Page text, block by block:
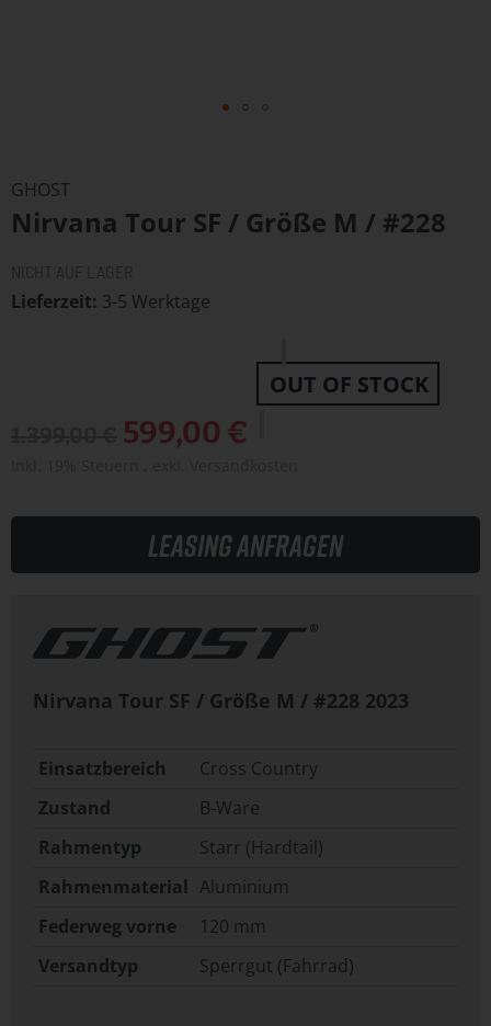
der
Bildergalerie
GHOST
Nirvana Tour SF / Größe M / #228
Lieferzeit 3-5 Werktage
Sonderangebot
599,00 €
OUT OF STOCK
Leasing anfragen
Nirvana Tour SF / Größe M / #228 2023
Einsatzbereich
Cross Country
Zustand
B-Ware
Rahmentyp
Starr (Hardtail)
Rahmenmaterial Aluminium
Federweg vorne
120 mm
Versandtyp
Sperrgut (Fahrrad)